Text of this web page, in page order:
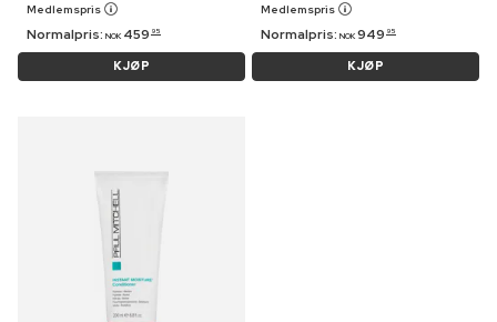
Medlemspris
Normalpris: NOK 459 95
KJØP
Medlemspris
Normalpris: NOK 949 95
KJØP